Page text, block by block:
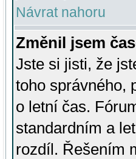
Návrat nahoru
Změnil jsem
Jste si jisti, že
toho správného,
o letní čas.
standardním a
rozdíl. Řešením